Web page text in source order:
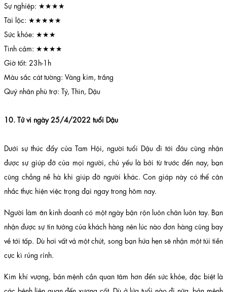
Sự nghiệp: ★★★★
Tài lộc: ★★★★★
Sức khỏe: ★★★
Tình cảm: ★★★★
Giờ tốt: 23h-1h
Màu sắc cát tường: Vàng kim, trắng
Quý nhân phù trợ: Tý, Thìn, Dậu
10. Tử vi ngày 25/4/2022 tuổi Dậu
Dưới sự thúc đẩy của Tam Hội, người tuổi Dậu đi tới đâu cũng nhận
được sự giúp đỡ của mọi người, chủ yếu là bởi từ trước đến nay, bạn
cũng chẳng nề hà khi giúp đỡ người khác. Con giáp này có thể cân
nhắc thực hiện việc trọng đại ngay trong hôm nay.
Người làm ăn kinh doanh có một ngày bận rộn luôn chân luôn tay. Bạn
nhận được sự tin tưởng của khách hàng nên lúc nào đơn hàng cũng bay
về tới tấp. Dù hơi vất vả một chút, song bạn hứa hẹn sẽ nhận một túi tiền
cực kì rủng rỉnh.
Kim khí vượng, bản mệnh cần quan tâm hơn đến sức khỏe, đặc biệt là
các bệnh liên quan đến xương cốt. Dù ở lứa tuổi nào đi nữa, bản mệnh